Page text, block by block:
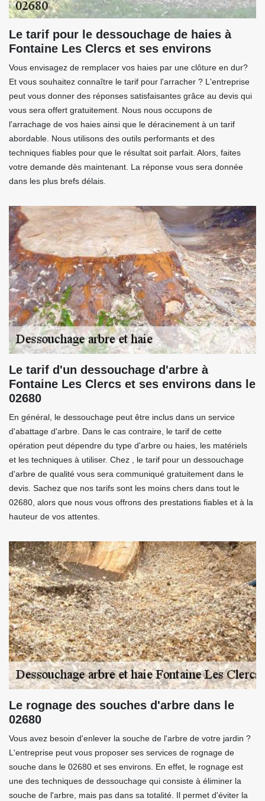
Le tarif pour le dessouchage de haies à
Fontaine Les Clercs et ses environs
Vous envisagez de remplacer vos haies par une clôture en dur?
Et vous souhaitez connaître le tarif pour l'arracher ? L'entreprise
peut vous donner des réponses satisfaisantes grâce au devis qui
vous sera offert gratuitement. Nous nous occupons de
l'arrachage de vos haies ainsi que le déracinement à un tarif
abordable. Nous utilisons des outils performants et des
techniques fiables pour que le résultat soit parfait. Alors, faites
votre demande dès maintenant. La réponse vous sera donnée
dans les plus brefs délais.
Le tarif d'un dessouchage d'arbre à
Fontaine Les Clercs et ses environs dans le
02680
En général, le dessouchage peut être inclus dans un service
d'abattage d'arbre. Dans le cas contraire, le tarif de cette
opération peut dépendre du type d'arbre ou haies, les matériels
et les techniques à utiliser. Chez , le tarif pour un dessouchage
d'arbre de qualité vous sera communiqué gratuitement dans le
devis. Sachez que nos tarifs sont les moins chers dans tout le
02680, alors que nous vous offrons des prestations fiables et à la
hauteur de vos attentes.
Le rognage des souches d'arbre dans le
02680
Vous avez besoin d'enlever la souche de l'arbre de votre jardin ?
L'entreprise peut vous proposer ses services de rognage de
souche dans le 02680 et ses environs. En effet, le rognage est
une des techniques de dessouchage qui consiste à éliminer la
souche de l'arbre, mais pas dans sa totalité. Il permet d'éviter la